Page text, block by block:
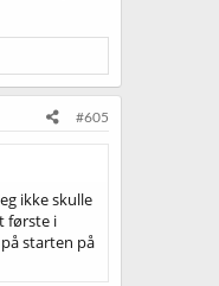
#605
ikke skulle
første i
starten på